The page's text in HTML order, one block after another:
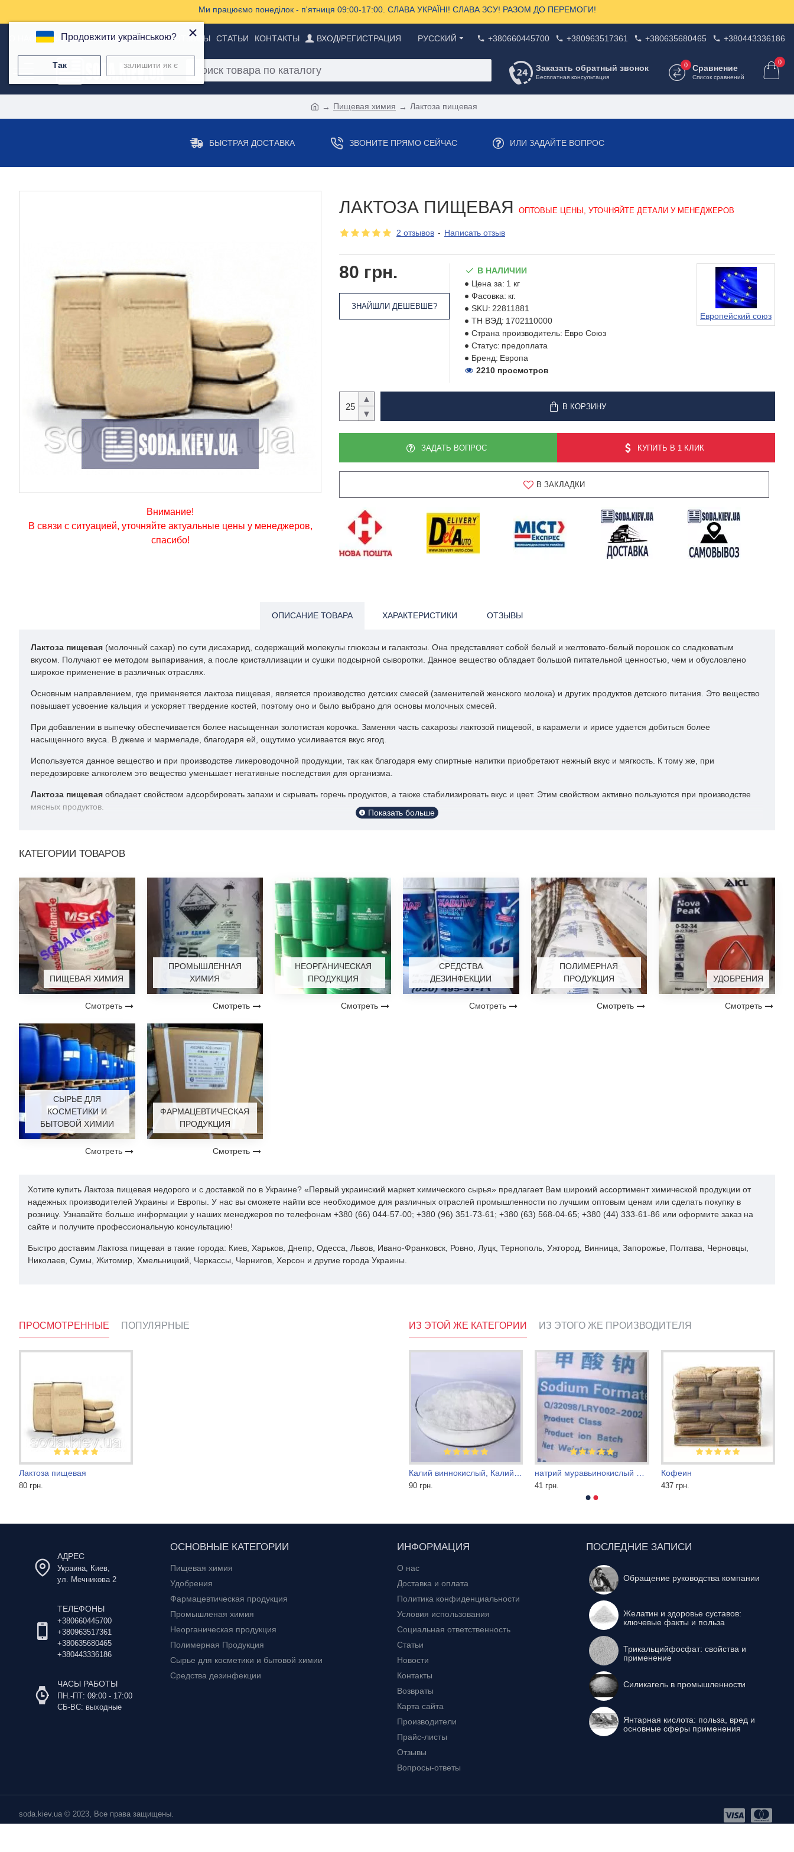
Ми працюємо понеділок - п'ятниця 09:00-17:00. СЛАВА УКРАЇНІ! СЛАВА ЗСУ! РАЗОМ ДО ПЕРЕМОГИ!
ТОВАРЫ ДОСТАВКА И ОПЛАТА ОТЗЫВЫ СТАТЬИ КОНТАКТЫ ВХОД/РЕГИСТРАЦИЯ РУССКИЙ +380660445700 +380963517361 +380635680465 +380443336186
Заказать обратный звонок
Бесплатная консультация
Сравнение
Список сравнений
0 0
Пищевая химия Лактоза пищевая
БЫСТРАЯ ДОСТАВКА ЗВОНИТЕ ПРЯМО СЕЙЧАС ИЛИ ЗАДАЙТЕ ВОПРОС
Внимание!
В связи с ситуацией, уточняйте актуальные цены у менеджеров,
спасибо!
ЛАКТОЗА ПИЩЕВАЯ ОПТОВЫЕ ЦЕНЫ, УТОЧНЯЙТЕ ДЕТАЛИ У МЕНЕДЖЕРОВ
2 отзывов - Написать отзыв
80 грн.
ЗНАЙШЛИ ДЕШЕВШЕ?
В НАЛИЧИИ
Цена за: 1 кг
Фасовка: кг.
SKU: 22811881
ТН ВЭД: 1702110000
Страна производитель: Евро Союз
Статус: предоплата
Бренд: Европа
Европейский союз
2210 просмотров
▲
▼
В КОРЗИНУ
ЗАДАТЬ ВОПРОС КУПИТЬ В 1 КЛИК
В ЗАКЛАДКИ
ОПИСАНИЕ ТОВАРА ХАРАКТЕРИСТИКИ ОТЗЫВЫ
Лактоза пищевая (молочный сахар) по сути дисахарид, содержащий молекулы глюкозы и галактозы. Она представляет собой белый и желтовато-белый порошок со сладковатым
вкусом. Получают ее методом выпаривания, а после кристаллизации и сушки подсырной сыворотки. Данное вещество обладает большой питательной ценностью, чем и обусловлено
широкое применение в различных отраслях.
Основным направлением, где применяется лактоза пищевая, является производство детских смесей (заменителей женского молока) и других продуктов детского питания. Это вещество
повышает усвоение кальция и ускоряет твердение костей, поэтому оно и было выбрано для основы молочных смесей.
При добавлении в выпечку обеспечивается более насыщенная золотистая корочка. Заменяя часть сахарозы лактозой пищевой, в карамели и ирисе удается добиться более
насыщенного вкуса. В джеме и мармеладе, благодаря ей, ощутимо усиливается вкус ягод.
Используется данное вещество и при производстве ликероводочной продукции, так как благодаря ему спиртные напитки приобретают нежный вкус и мягкость. К тому же, при
передозировке алкоголем это вещество уменьшает негативные последствия для организма.
Лактоза пищевая обладает свойством адсорбировать запахи и скрывать горечь продуктов, а также стабилизировать вкус и цвет. Этим свойством активно пользуются при производстве
мясных продуктов.
КАТЕГОРИИ ТОВАРОВ
ПИЩЕВАЯ ХИМИЯ
Смотреть
ПРОМЫШЛЕННАЯ
ХИМИЯ
Смотреть
НЕОРГАНИЧЕСКАЯ
ПРОДУКЦИЯ
Смотреть
СРЕДСТВА
ДЕЗИНФЕКЦИИ
Смотреть
ПОЛИМЕРНАЯ
ПРОДУКЦИЯ
Смотреть
УДОБРЕНИЯ
Смотреть
СЫРЬЕ ДЛЯ
КОСМЕТИКИ И
БЫТОВОЙ ХИМИИ
Смотреть
ФАРМАЦЕВТИЧЕСКАЯ
ПРОДУКЦИЯ
Смотреть
Хотите купить Лактоза пищевая недорого и с доставкой по в Украине? «Первый украинский маркет химического сырья» предлагает Вам широкий ассортимент химической продукции от
надежных производителей Украины и Европы. У нас вы сможете найти все необходимое для различных отраслей промышленности по лучшим оптовым ценам или сделать покупку в
розницу. Узнавайте больше информации у наших менеджеров по телефонам +380 (66) 044-57-00; +380 (96) 351-73-61; +380 (63) 568-04-65; +380 (44) 333-61-86 или оформите заказ на
сайте и получите профессиональную консультацию!
Быстро доставим Лактоза пищевая в такие города: Киев, Харьков, Днепр, Одесса, Львов, Ивано-Франковск, Ровно, Луцк, Тернополь, Ужгород, Винница, Запорожье, Полтава, Черновцы,
Николаев, Сумы, Житомир, Хмельницкий, Черкассы, Чернигов, Херсон и другие города Украины.
ПРОСМОТРЕННЫЕ ПОПУЛЯРНЫЕ
Лактоза пищевая
80 грн.
ИЗ ЭТОЙ ЖЕ КАТЕГОРИИ ИЗ ЭТОГО ЖЕ ПРОИЗВОДИТЕЛЯ
Танин для вина
1 600 грн. 90 грн. 41 грн.
Кофеин
437 грн.
АДРЕС
Украина, Киев,
ул. Мечникова 2
ТЕЛЕФОНЫ
+380660445700
+380963517361
+380635680465
+380443336186
ЧАСЫ РАБОТЫ
ПН.-ПТ: 09:00 - 17:00
СБ-ВС: выходные
ОСНОВНЫЕ КАТЕГОРИИ
Пищевая химия
Удобрения
Фармацевтическая продукция
Промышленая химия
Неорганическая продукция
Полимерная Продукция
Сырье для косметики и бытовой химии
Средства дезинфекции
ИНФОРМАЦИЯ
О нас
Доставка и оплата
Политика конфиденциальности
Условия использования
Социальная ответственность
Статьи
Новости
Контакты
Возвраты
Карта сайта
Производители
Прайс-листы
Отзывы
Вопросы-ответы
ПОСЛЕДНИЕ ЗАПИСИ
Обращение руководства компании
Желатин и здоровье суставов:
ключевые факты и польза
Трикальцийфосфат: свойства и
применение
Силикагель в промышленности
Янтарная кислота: польза, вред и
основные сферы применения
soda.kiev.ua © 2023, Все права защищены.
Продовжити українською? ×
Так залишити як є